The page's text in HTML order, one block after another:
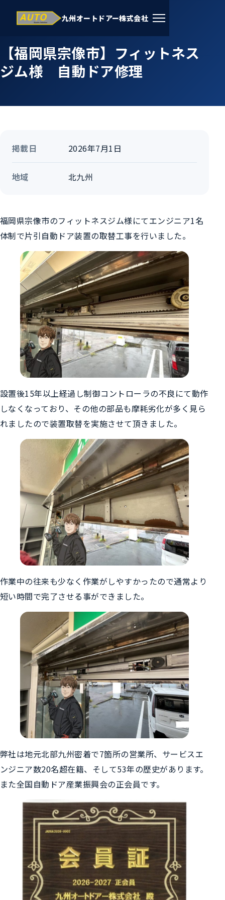
九州オートドアー株式会社
ホーム›施工事例›北九州
【福岡県宗像市】フィットネス
ジム様 自動ドア修理
掲載日 2026年7月1日
地域 北九州
福岡県宗像市のフィットネスジム様にてエンジニア1名
体制で片引自動ドア装置の取替工事を行いました。
設置後15年以上経過し制御コントローラの不良にて動作
しなくなっており、その他の部品も摩耗劣化が多く見ら
れましたので装置取替を実施させて頂きました。
作業中の往来も少なく作業がしやすかったので通常より
短い時間で完了させる事ができました。
弊社は地元北部九州密着で7箇所の営業所、サービスエ
ンジニア数20名超在籍、そして53年の歴史があります。
また全国自動ドア産業振興会の正会員です。